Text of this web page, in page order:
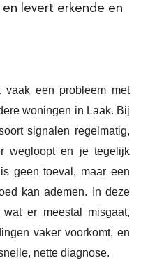
levert erkende en
vaak een probleem met
woningen in Laak. Bij
signalen regelmatig,
wegloopt en je tegelijk
geen toeval, maar een
kan ademen. In deze
er meestal misgaat,
vaker voorkomt, en
nette diagnose.